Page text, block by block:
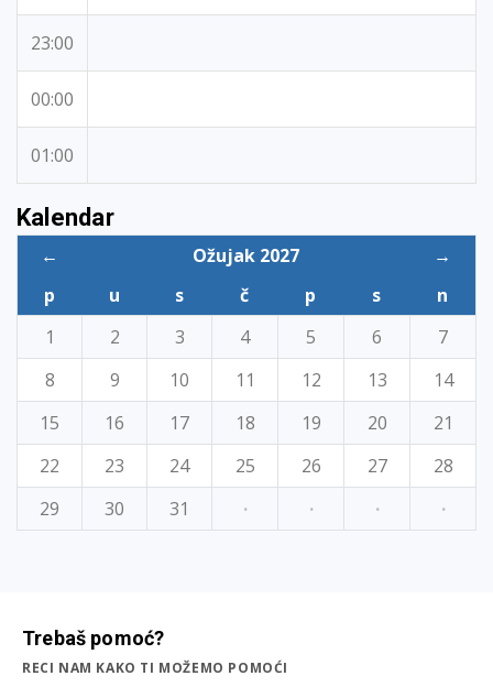
23:00
00:00
01:00
Kalendar
← Ožujak 2027
→
p
u s č p s
n
1
2 3 4 5 6
7
8
9 10 11 12 13
14
15
16 17 18 19 20
21
22
23 24 25 26 27
28
29
30 31 · · · ·
Trebaš pomoć?
RECI NAM KAKO TI MOŽEMO POMOĆI